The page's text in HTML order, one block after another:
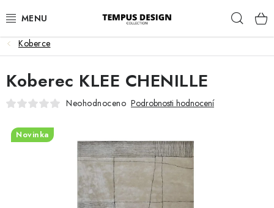
na
KUCHYNĚ A JÍDELNA
Koberce
Koberec KLEE CHENILLE
Neohodnoceno Podrobnosti hodnocení
Novinka